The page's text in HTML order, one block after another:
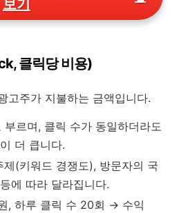
보기
클릭당 비용)
고주가 지불하는 금액입니다.
부르며, 클릭 수가 동일하더라도
더 큽니다.
제(키워드 경쟁도), 방문자의 국
에 따라 달라집니다.
, 하루 클릭 수 20회 → 수익